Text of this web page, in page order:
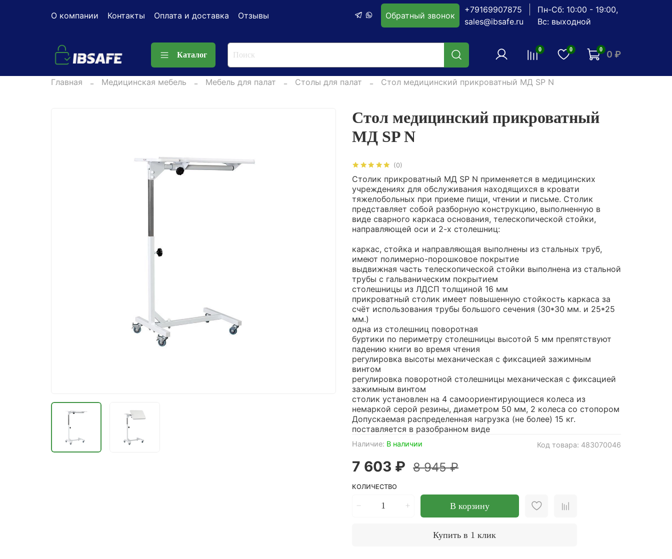
О компании Контакты Оплата и доставка Отзывы Обратный звонок
+79169907875
sales@ibsafe.ru
Пн-Сб: 10:00 - 19:00,
Вс: выходной
Каталог
0 0 0 0 ₽
Главная Медицинская мебель Мебель для палат Столы для палат Стол медицинский прикроватный МД SP N
(0)
Код товара: 483070046
Наличие: В наличии
Стол медицинский прикроватный
МД SP N
7 603 ₽ 8 945 ₽
КОЛИЧЕСТВО
В корзину
Купить в 1 клик
Столик прикроватный МД SP N применяется в медицинских
учреждениях для обслуживания находящихся в кровати
тяжелобольных при приеме пищи, чтении и письме. Столик
представляет собой разборную конструкцию, выполненную в
виде сварного каркаса основания, телескопической стойки,
направляющей оси и 2-х столешниц:
каркас, стойка и направляющая выполнены из стальных труб,
имеют полимерно-порошковое покрытие
выдвижная часть телескопической стойки выполнена из стальной
трубы с гальваническим покрытием
столешницы из ЛДСП толщиной 16 мм
прикроватный столик имеет повышенную стойкость каркаса за
счёт использования трубы большого сечения (30*30 мм. и 25*25
мм.)
одна из столешниц поворотная
буртики по периметру столешницы высотой 5 мм препятствуют
падению книги во время чтения
регулировка высоты механическая с фиксацией зажимным
винтом
регулировка поворотной столешницы механическая с фиксацией
зажимным винтом
столик установлен на 4 самоориентирующиеся колеса из
немаркой серой резины, диаметром 50 мм, 2 колеса со стопором
Допускаемая распределенная нагрузка (не более) 15 кг.
поставляется в разобранном виде